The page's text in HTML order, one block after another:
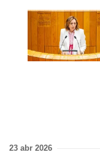
23 abr 2026